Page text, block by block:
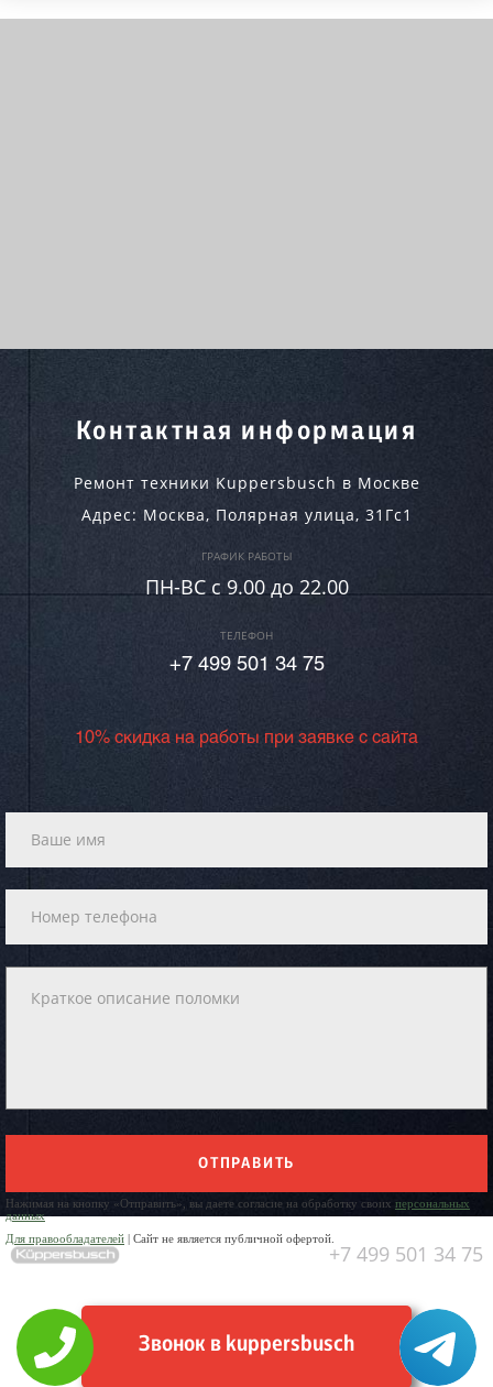
Контактная информация
Ремонт техники Kuppersbusch в Москве
Адрес: Москва, Полярная улица, 31Гс1
ГРАФИК РАБОТЫ
ПН-ВC c 9.00 до 22.00
ТЕЛЕФОН
+7 499 501 34 75
10% скидка на работы при заявке с сайта
ОТПРАВИТЬ
Нажимая на кнопку «Отправить», вы даете согласие на обработку своих персональных
данных
Для правообладателей | Сайт не является публичной офертой.
+7 499 501 34 75
Звонок в kuppersbusch